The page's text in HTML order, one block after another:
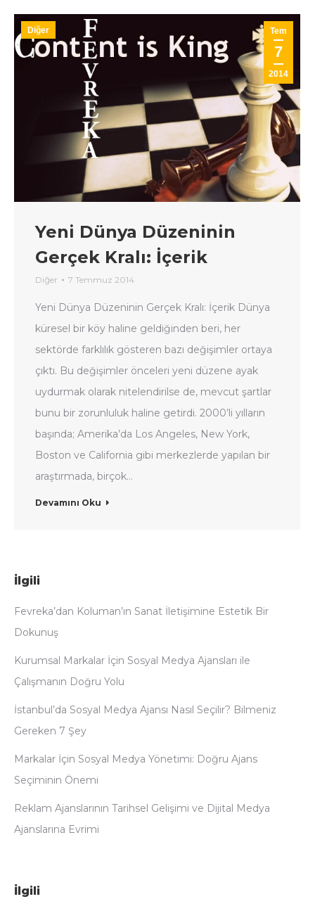
Tem
7
2014
Diğer
Yeni Dünya Düzeninin
Gerçek Kralı: İçerik
Diğer 7 Temmuz 2014
Yeni Dünya Düzeninin Gerçek Kralı: İçerik Dünya
küresel bir köy haline geldiğinden beri, her
sektörde farklılık gösteren bazı değişimler ortaya
çıktı. Bu değişimler önceleri yeni düzene ayak
uydurmak olarak nitelendirilse de, mevcut şartlar
bunu bir zorunluluk haline getirdi. 2000’li yılların
başında; Amerika’da Los Angeles, New York,
Boston ve California gibi merkezlerde yapılan bir
araştırmada, birçok…
Devamını Oku
İlgili
Fevreka’dan Koluman’ın Sanat İletişimine Estetik Bir
Dokunuş
Kurumsal Markalar İçin Sosyal Medya Ajansları ile
Çalışmanın Doğru Yolu
İstanbul’da Sosyal Medya Ajansı Nasıl Seçilir? Bilmeniz
Gereken 7 Şey
Markalar İçin Sosyal Medya Yönetimi: Doğru Ajans
Seçiminin Önemi
Reklam Ajanslarının Tarihsel Gelişimi ve Dijital Medya
Ajanslarına Evrimi
İlgili